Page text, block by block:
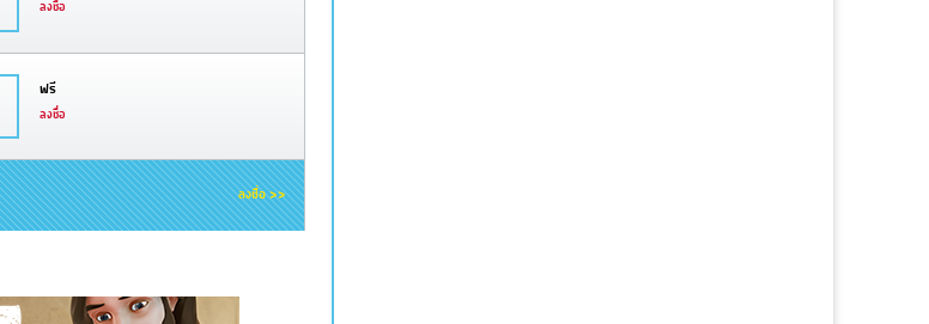
ลงชื่อ
ฟรี
ลงชื่อ
ลงชื่อ >>